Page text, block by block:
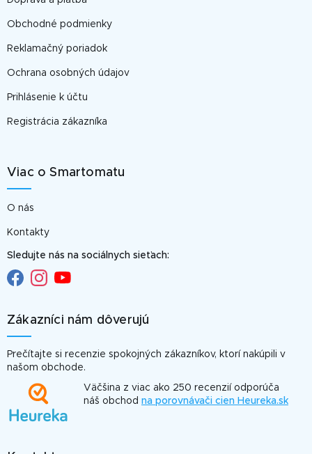
eObchodné podmienky
Reklamačný poriadok
Ochrana osobných údajov
Prihlásenie k účtu
Registrácia zákazníka
Viac o Smartomatu
O nás
Kontakty
Sledujte nás na sociálnych sieťach:
Zákazníci nám dôverujú
Prečítajte si recenzie spokojných zákazníkov, ktorí nakúpili v
našom obchode.
Väčšina z viac ako 250 recenzií odporúča
náš obchod na porovnávači cien Heureka.sk